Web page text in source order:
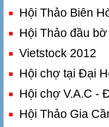
Hội Thảo Biên
Hội Thảo đầu
Vietstock 2012
Hội chợ tại Đại
Hội chợ V.A.C -
Hội Thảo Gia